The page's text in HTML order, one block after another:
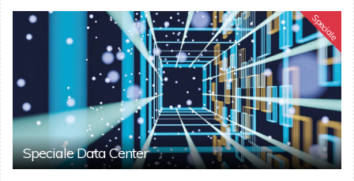
Speciale
Speciale Data Center